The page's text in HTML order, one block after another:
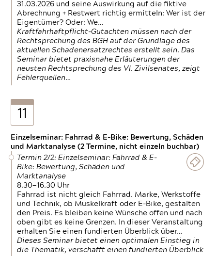
31.03.2026 und seine Auswirkung auf die fiktive
Abrechnung + Restwert richtig ermitteln: Wer ist der
Eigentümer? Oder: We…
Kraftfahrhaftpflicht-Gutachten müssen nach der
Rechtsprechung des BGH auf der Grundlage des
aktuellen Schadenersatzrechtes erstellt sein. Das
Seminar bietet praxisnahe Erläuterungen der
neusten Rechtsprechung des VI. Zivilsenates, zeigt
Fehlerquellen…
11
Einzelseminar: Fahrrad & E-Bike: Bewertung, Schäden
und Marktanalyse (2 Termine, nicht einzeln buchbar)
Termin 2/2: Einzelseminar: Fahrrad & E-
Bike: Bewertung, Schäden und
Marktanalyse
8.30—16.30 Uhr
Fahrrad ist nicht gleich Fahrrad. Marke, Werkstoffe
und Technik, ob Muskelkraft oder E-Bike, gestalten
den Preis. Es bleiben keine Wünsche offen und nach
oben gibt es keine Grenzen. In dieser Veranstaltung
erhalten Sie einen fundierten Überblick über…
Dieses Seminar bietet einen optimalen Einstieg in
die Thematik, verschafft einen fundierten Überblick